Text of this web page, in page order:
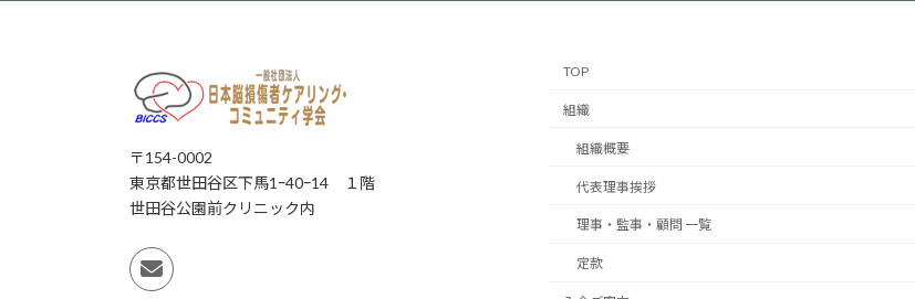
〒154-0002
東京都世田谷区下馬1ｰ40ｰ14 １階
世田谷公園前クリニック内
TOP
組織
組織概要
代表理事挨拶
理事・監事・顧問 一覧
定款